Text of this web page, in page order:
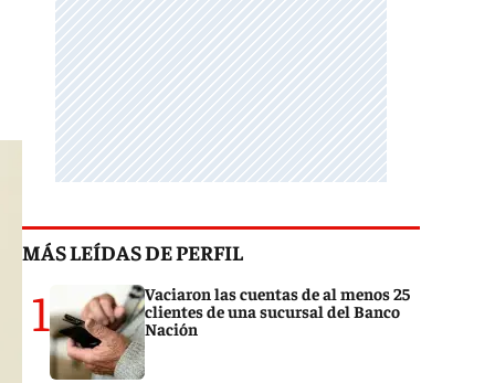
MÁS LEÍDAS DE PERFIL
1
Vaciaron las cuentas de al menos 25
clientes de una sucursal del Banco
Nación